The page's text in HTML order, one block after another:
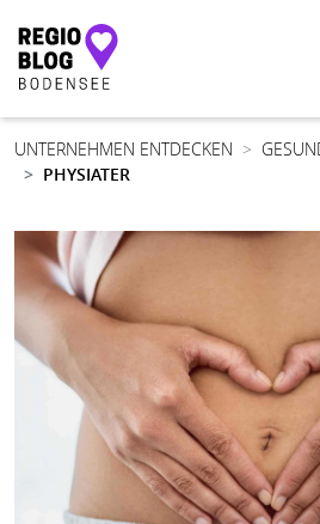
Hauptnavigation
UNTERNEHMEN ENTDECKEN
PHYSIATER